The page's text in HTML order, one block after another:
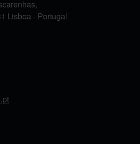
Lisboa - Portugal